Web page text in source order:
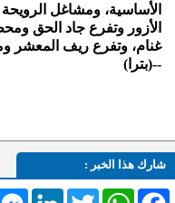
الأساسية، ومشاغل
الأزور وتفرع جاد الحق
غنام، وتفرع ريف المعشر
--(بترا)
شارك هذا الخبر :
LinkedInTwitterWhatsAppFacebook